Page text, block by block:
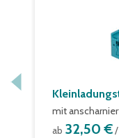
mit
ab 32,50 €